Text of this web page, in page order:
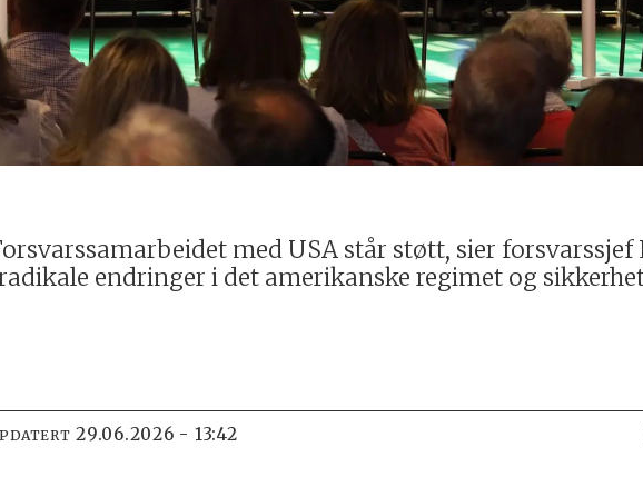
med USA står støtt, sier
endringer i det amerikanske regimet og
29.06.2026 - 13:42